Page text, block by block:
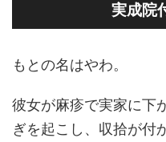
実成院
もとの名はやわ。
彼女が麻疹で実家に下
ぎを起こし、収拾が付